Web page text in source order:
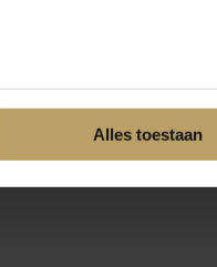
Alles toestaan